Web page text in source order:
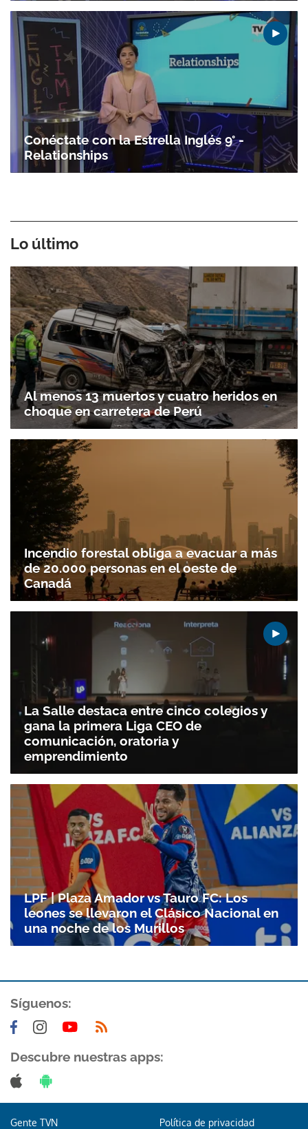
Conéctate con la Estrella Inglés 9° -
Relationships
Lo último
Al menos 13 muertos y cuatro heridos en
choque en carretera de Perú
Incendio forestal obliga a evacuar a más
de 20.000 personas en el oeste de
Canadá
La Salle destaca entre cinco colegios y
gana la primera Liga CEO de
comunicación, oratoria y
emprendimiento
LPF | Plaza Amador vs Tauro FC: Los
leones se llevaron el Clásico Nacional en
una noche de los Murillos
Síguenos:
Descubre nuestras apps:
Gente TVN Política de privacidad